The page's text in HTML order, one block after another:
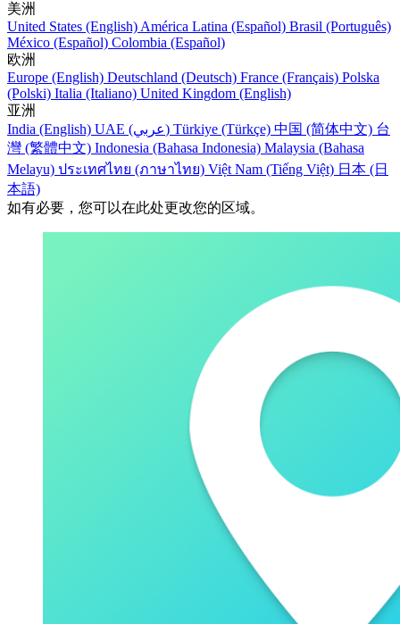
美洲
United States (English) América Latina (Español) Brasil (Português)
México (Español) Colombia (Español)
欧洲
Europe (English) Deutschland (Deutsch) France (Français) Polska
(Polski) Italia (Italiano) United Kingdom (English)
亚洲
India (English)
UAE (عربي) Türkiye (Türkçe) 中国 (简体中文) 台
灣 (繁體中文) Indonesia (Bahasa Indonesia) Malaysia (Bahasa
Melayu) ประเทศไทย (ภาษาไทย) Việt Nam (Tiếng Việt) 日本 (日
本語)
如有必要，您可以在此处更改您的区域。